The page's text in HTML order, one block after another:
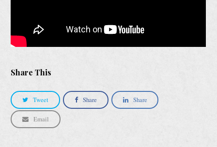
Share This
Tweet Share Share
Email